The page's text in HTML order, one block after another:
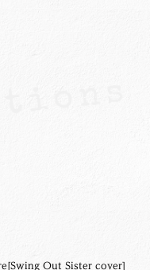
Out Sister cover]